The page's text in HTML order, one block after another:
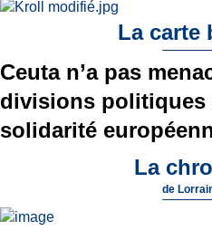
La carte
Ceuta n’a pas
divisions politiques
solidarité
La
de